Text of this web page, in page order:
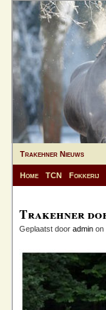
Trakehner Nieuws
Home TCN Fokkerij
Trakehner
Geplaatst door admin on